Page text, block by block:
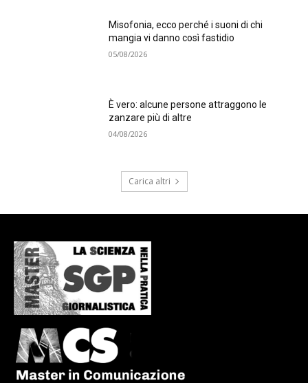
Misofonia, ecco perché i suoni di chi
mangia vi danno così fastidio
05/08/2026
È vero: alcune persone attraggono le
zanzare più di altre
04/08/2026
Carica altri